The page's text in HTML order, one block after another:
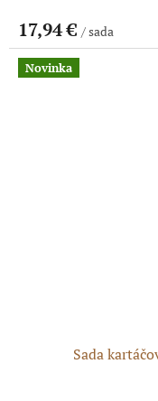
17,94 € / sada
Novinka
Sada